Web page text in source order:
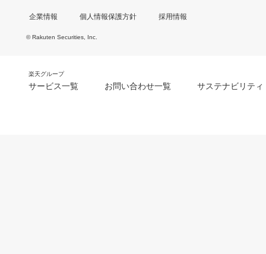
企業情報 個人情報保護方針 採用情報
© Rakuten Securities, Inc.
楽天グループ
サービス一覧 お問い合わせ一覧 サステナビリティ